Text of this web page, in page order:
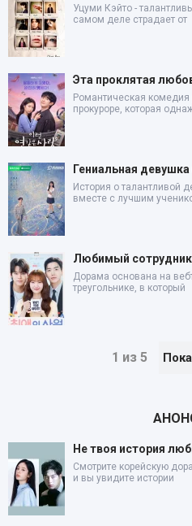
Уцуми Кэйто -
самом деле страдает от
Эта проклятая
Романтическая
прокуроре, которая
Гениальная девушка
История о талантливой
вместе с лучшим
Любимый сотрудник
Дорама основана на
треугольнике, в который
1 из 5
Не твоя история
Смотрите корейскую
и вы увидите истории